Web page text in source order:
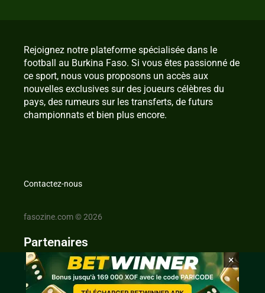
Rejoignez notre plateforme spécialisée dans le
football au Burkina Faso. Si vous êtes passionné de
ce sport, nous vous proposons un accès aux
nouvelles exclusives sur des joueurs célèbres du
pays, des rumeurs sur les transferts, de futurs
championnats et bien plus encore.
Contactez-nous
fasozine.com © 2026
Partenaires
IvoireZine.com
×